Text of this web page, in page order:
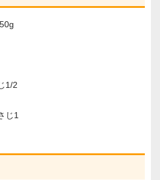
1/2
じ1